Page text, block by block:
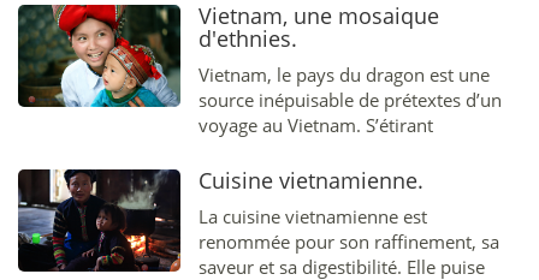
Vietnam, une mosaique
d'ethnies.
Vietnam, le pays du dragon est une
source inépuisable de prétextes d’un
voyage au Vietnam. S’étirant
Sud...
Cuisine vietnamienne.
La cuisine vietnamienne est
renommée pour son raffinement, sa
saveur et sa digestibilité. Elle puise